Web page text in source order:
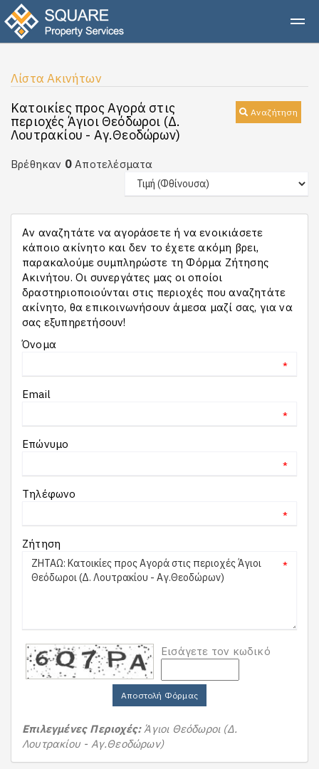
Λίστα Ακινήτων
Αναζήτηση
Κατοικίες προς Αγορά στις
περιοχές Άγιοι Θεόδωροι (Δ.
Λουτρακίου - Αγ.Θεοδώρων)
Βρέθηκαν 0 Αποτελέσματα
Αν αναζητάτε να αγοράσετε ή να ενοικιάσετε
κάποιο ακίνητο και δεν το έχετε ακόμη βρει,
παρακαλούμε συμπληρώστε τη Φόρμα Ζήτησης
Ακινήτου. Οι συνεργάτες μας οι οποίοι
δραστηριοποιούνται στις περιοχές που αναζητάτε
ακίνητο, θα επικοινωνήσουν άμεσα μαζί σας, για να
σας εξυπηρετήσουν!
Όνομα
*
Email
*
Επώνυμο
*
Τηλέφωνο
*
Ζήτηση
*
Εισάγετε τον κωδικό
Αποστολή Φόρμας
Επιλεγμένες Περιοχές:Άγιοι Θεόδωροι (Δ.
Λουτρακίου - Αγ.Θεοδώρων)